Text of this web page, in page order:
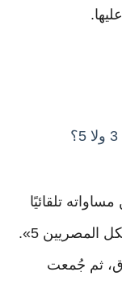
مساواته تلقائيًا
بـ«سكن لكل المصريين 3» أو «سكن لكل المصريين 5».
ثم جُمعت